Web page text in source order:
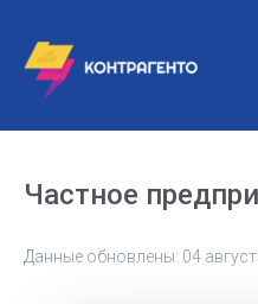
Частное
Данные обновлены: 04